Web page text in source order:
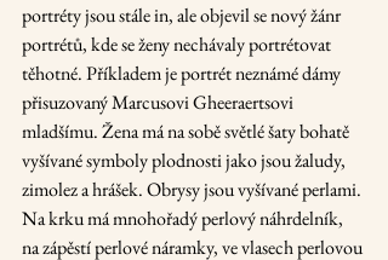
portréty jsou stále in, ale objevil se nový žánr
portrétů, kde se ženy nechávaly portrétovat
těhotné. Příkladem je portrét neznámé dámy
přisuzovaný Marcusovi Gheeraertsovi
mladšímu. Žena má na sobě světlé šaty bohatě
vyšívané symboly plodnosti jako jsou žaludy,
zimolez a hrášek. Obrysy jsou vyšívané perlami.
Na krku má mnohořadý perlový náhrdelník,
na zápěstí perlové náramky, ve vlasech perlovou